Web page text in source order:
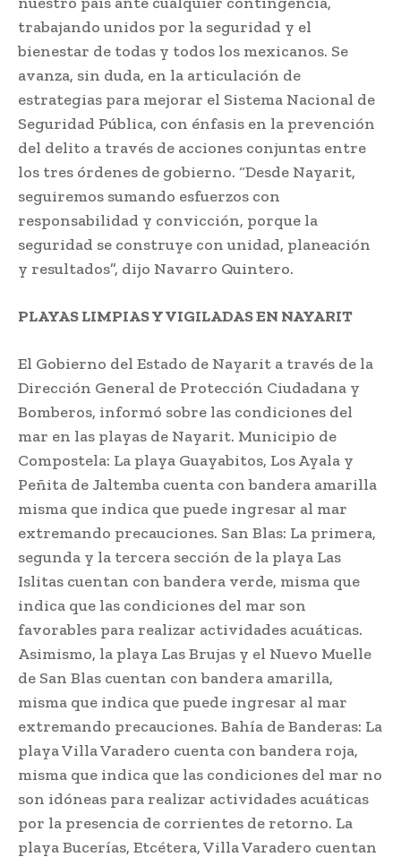
trabajando unidos por la seguridad y el
bienestar de todas y todos los mexicanos. Se
avanza, sin duda, en la articulación de
estrategias para mejorar el Sistema Nacional de
Seguridad Pública, con énfasis en la prevención
del delito a través de acciones conjuntas entre
los tres órdenes de gobierno. “Desde Nayarit,
seguiremos sumando esfuerzos con
responsabilidad y convicción, porque la
seguridad se construye con unidad, planeación
y resultados”, dijo Navarro Quintero.
PLAYAS LIMPIAS Y VIGILADAS EN NAYARIT
El Gobierno del Estado de Nayarit a través de la
Dirección General de Protección Ciudadana y
Bomberos, informó sobre las condiciones del
mar en las playas de Nayarit. Municipio de
Compostela: La playa Guayabitos, Los Ayala y
Peñita de Jaltemba cuenta con bandera amarilla
misma que indica que puede ingresar al mar
extremando precauciones. San Blas: La primera,
segunda y la tercera sección de la playa Las
Islitas cuentan con bandera verde, misma que
indica que las condiciones del mar son
favorables para realizar actividades acuáticas.
Asimismo, la playa Las Brujas y el Nuevo Muelle
de San Blas cuentan con bandera amarilla,
misma que indica que puede ingresar al mar
extremando precauciones. Bahía de Banderas: La
playa Villa Varadero cuenta con bandera roja,
misma que indica que las condiciones del mar no
son idóneas para realizar actividades acuáticas
por la presencia de corrientes de retorno. La
playa Bucerías, Etcétera, Villa Varadero cuentan